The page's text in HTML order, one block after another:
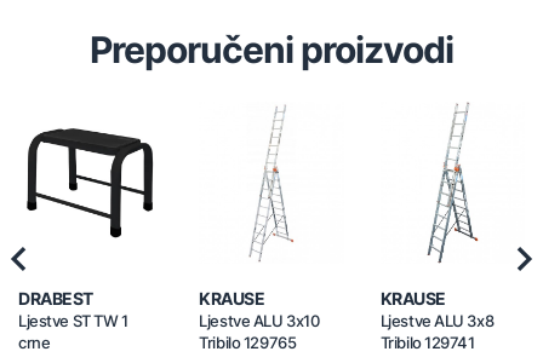
Preporučeni proizvodi
DRABEST
Ljestve ST TW 1
crne
KRAUSE
Ljestve ALU 3x10
Tribilo 129765
KRAUSE
Ljestve ALU 3x8
Tribilo 129741